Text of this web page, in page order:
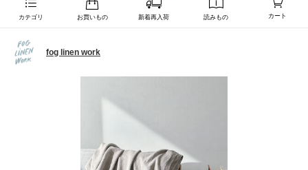
カテゴリ お買いもの 新着再入荷 読みもの カート
fog linen work